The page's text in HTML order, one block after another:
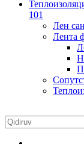
101
Лен
Лента